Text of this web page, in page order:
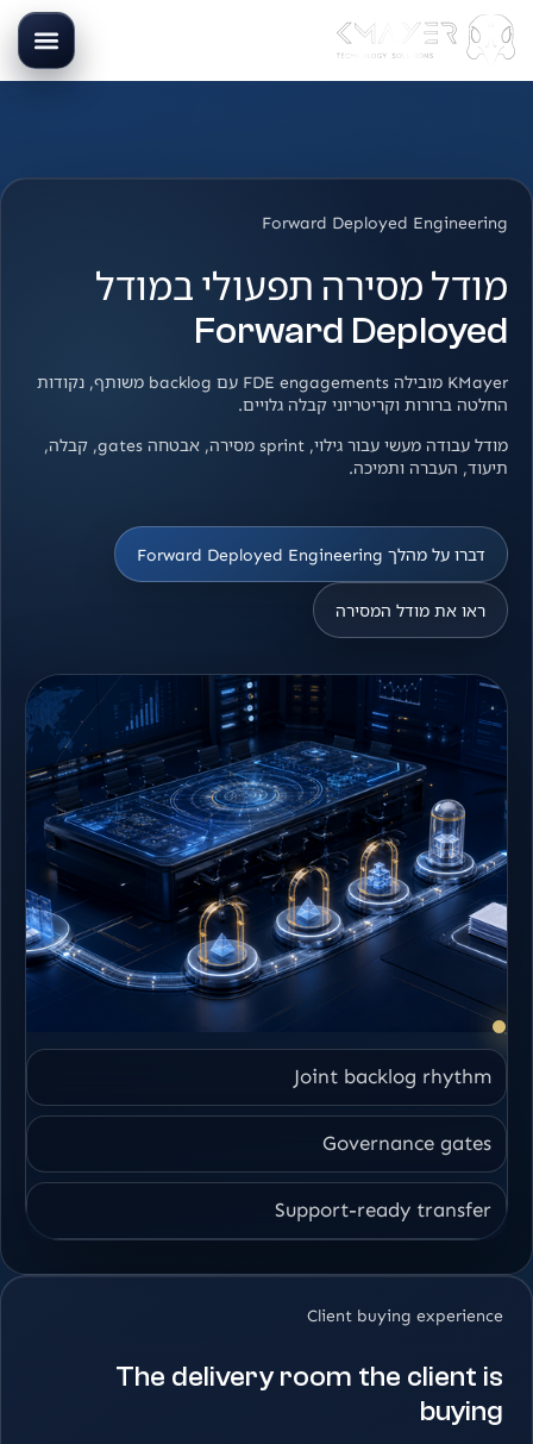
Forward Deployed Engineering
מודל מסירה תפעולי במודל
Forward Deployed
KMayer מובילה FDE engagements עם backlog משותף, נקודות
החלטה ברורות וקריטריוני קבלה גלויים.
מודל עבודה מעשי עבור גילוי, sprint מסירה, אבטחה gates, קבלה,
תיעוד, העברה ותמיכה.
דברו על מהלך Forward Deployed Engineering
ראו את מודל המסירה
Joint backlog rhythm
Governance gates
Support-ready transfer
Client buying experience
The delivery room the client is
buying